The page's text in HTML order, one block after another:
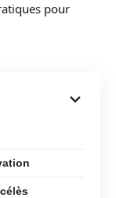
pour